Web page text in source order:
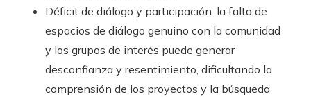
Déficit de diálogo y participación: la falta de
espacios de diálogo genuino con la comunidad
y los grupos de interés puede generar
desconfianza y resentimiento, dificultando la
comprensión de los proyectos y la búsqueda